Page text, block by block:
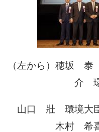
（左から）穂坂
介 環
山口 壯 環境大
木村 希